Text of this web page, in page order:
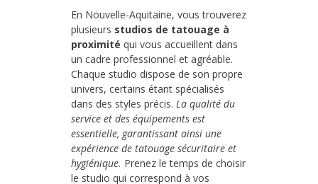
En Nouvelle-Aquitaine, vous trouverez
plusieurs studios de tatouage à
proximité qui vous accueillent dans
un cadre professionnel et agréable.
Chaque studio dispose de son propre
univers, certains étant spécialisés
dans des styles précis. La qualité du
service et des équipements est
essentielle, garantissant ainsi une
expérience de tatouage sécuritaire et
hygiénique. Prenez le temps de choisir
le studio qui correspond à vos